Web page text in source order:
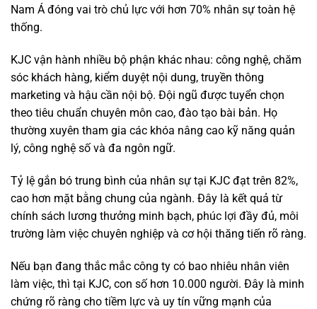
Nam Á đóng vai trò chủ lực với hơn 70% nhân sự toàn hệ
thống.
KJC vận hành nhiều bộ phận khác nhau: công nghệ, chăm
sóc khách hàng, kiểm duyệt nội dung, truyền thông
marketing và hậu cần nội bộ. Đội ngũ được tuyển chọn
theo tiêu chuẩn chuyên môn cao, đào tạo bài bản. Họ
thường xuyên tham gia các khóa nâng cao kỹ năng quản
lý, công nghệ số và đa ngôn ngữ.
Tỷ lệ gắn bó trung bình của nhân sự tại KJC đạt trên 82%,
cao hơn mặt bằng chung của ngành. Đây là kết quả từ
chính sách lương thưởng minh bạch, phúc lợi đầy đủ, môi
trường làm việc chuyên nghiệp và cơ hội thăng tiến rõ ràng.
Nếu bạn đang thắc mắc công ty có bao nhiêu nhân viên
làm việc, thì tại KJC, con số hơn 10.000 người. Đây là minh
chứng rõ ràng cho tiềm lực và uy tín vững mạnh của